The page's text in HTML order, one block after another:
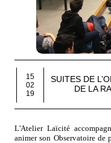
15
02
19
SUITES DE
DE LA
L'Atelier Laïcité
animer son Observatoire